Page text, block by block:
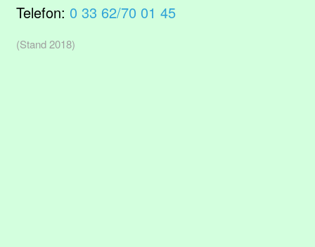
Telefon: 0 33 62/70 01 45
(Stand 2018)